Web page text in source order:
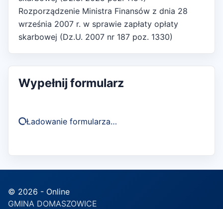
Rozporządzenie Ministra Finansów z dnia 28
września 2007 r. w sprawie zapłaty opłaty
skarbowej (Dz.U. 2007 nr 187 poz. 1330)
Wypełnij formularz
Ładowanie formularza…
© 2026 - Online
GMINA DOMASZOWICE